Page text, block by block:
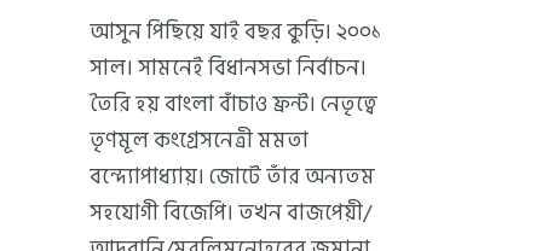
আসুন পিছিয়ে যাই বছর কুড়ি। ২০০১
সাল। সামনেই বিধানসভা নির্বাচন।
তৈরি হয় বাংলা বাঁচাও ফ্রন্ট। নেতৃত্বে
তৃণমূল কংগ্রেসনেত্রী মমতা
বন্দ্যোপাধ্যায়। জোটে তাঁর অন্যতম
সহযোগী বিজেপি। তখন বাজপেয়ী/